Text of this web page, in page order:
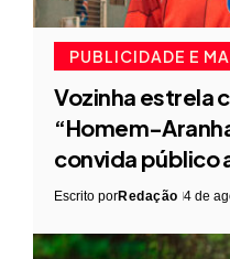
PUBLICIDADE E
Vozinha estrela
“Homem-
convida público
Escrito porRedação 4 de